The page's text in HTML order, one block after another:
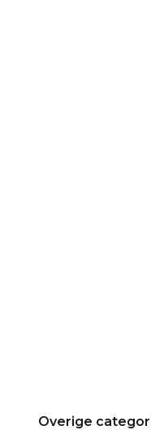
Overige